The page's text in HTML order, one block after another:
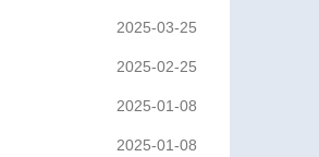
2025-03-25
2025-02-25
2025-01-08
2025-01-08